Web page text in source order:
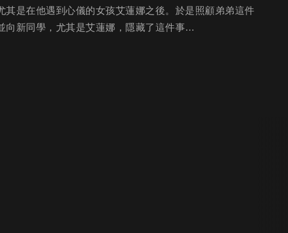
是在他遇到心儀的女孩艾蓮娜之後。於是照顧弟弟這件
向新同學，尤其是艾蓮娜，隱藏了這件事…